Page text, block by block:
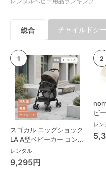
総合 チャイルドシ
スゴカル エッグショック
LA A型ベビーカー コンビ
(Combi)
レンタル
9,295円
ビ
ニ
ー
レン